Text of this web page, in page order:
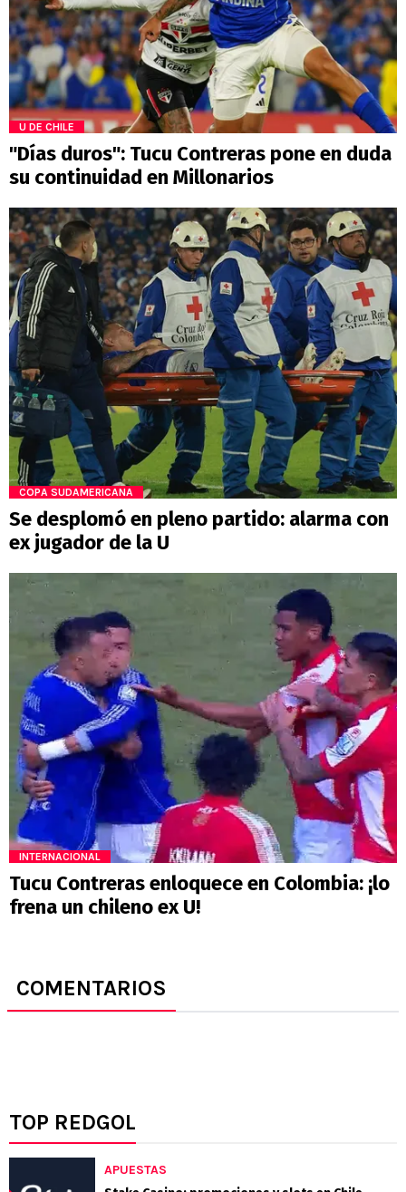
U DE CHILE
"Días duros": Tucu Contreras pone en duda
su continuidad en Millonarios
COPA SUDAMERICANA
Se desplomó en pleno partido: alarma con
ex jugador de la U
INTERNACIONAL
Tucu Contreras enloquece en Colombia: ¡lo
frena un chileno ex U!
COMENTARIOS
TOP REDGOL
APUESTAS